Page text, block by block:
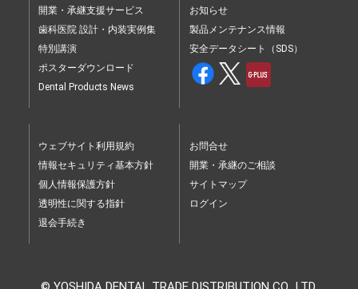
開業・承継支援サービス
歯科医院 設計・内装実例集
特別講演
ポスターダウンロード
Dental Products News
お知らせ
製品メンテナンス情報
安全データシート（SDS）
ウェブサイト利用規約
情報セキュリティ基本方針
個人情報保護方針
透明性に関する指針
退会手続き
お問合せ
開業・承継のご相談
サイトマップ
ログイン